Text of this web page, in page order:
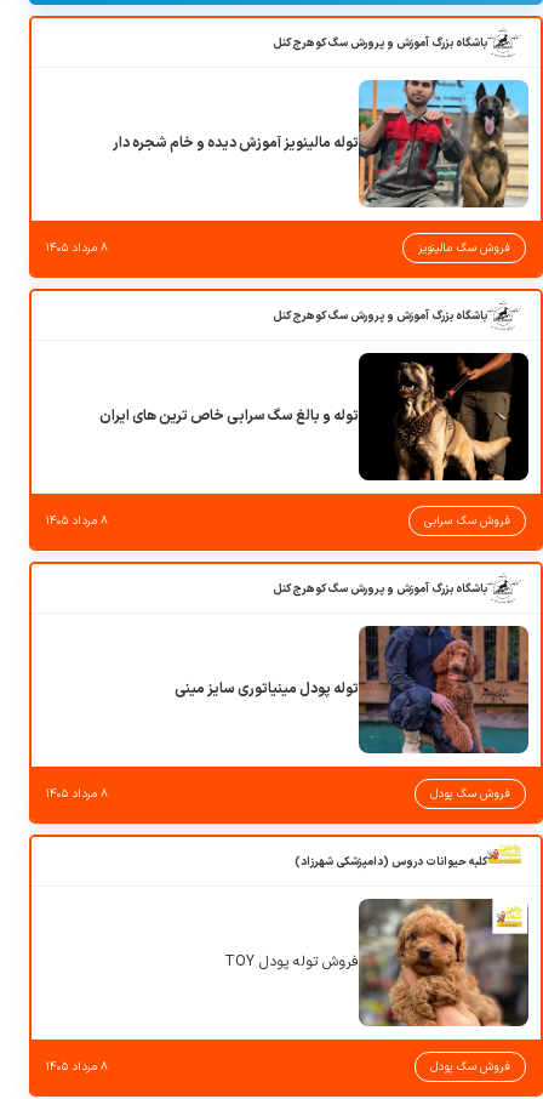
باشگاه بزرگ آموزش و پرورش سگ کوهرج کنل
توله مالینویز آموزش دیده و خام شجره دار
فروش سگ مالینویز ۸ مرداد ۱۴۰۵
باشگاه بزرگ آموزش و پرورش سگ کوهرج کنل
توله و بالغ سگ سرابی خاص ترین های ایران
فروش سگ سرابی ۸ مرداد ۱۴۰۵
باشگاه بزرگ آموزش و پرورش سگ کوهرج کنل
توله پودل مینیاتوری سایز مینی
فروش سگ پودل ۸ مرداد ۱۴۰۵
کلبه حیوانات دروس (دامپزشکی شهرزاد)
فروش توله پودل TOY
فروش سگ پودل ۸ مرداد ۱۴۰۵